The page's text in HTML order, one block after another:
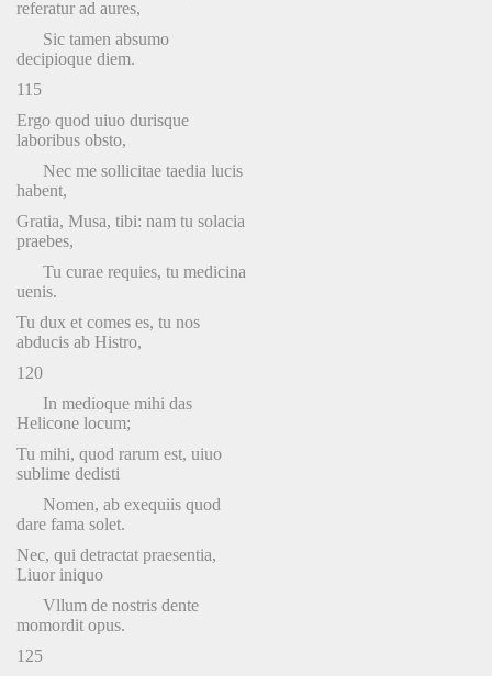
referatur ad aures,
Sic tamen absumo
decipioque diem.
115
Ergo quod uiuo durisque
laboribus obsto,
Nec me sollicitae taedia lucis
habent,
Gratia, Musa, tibi: nam tu solacia
praebes,
Tu curae requies, tu medicina
uenis.
Tu dux et comes es, tu nos
abducis ab Histro,
120
In medioque mihi das
Helicone locum;
Tu mihi, quod rarum est, uiuo
sublime dedisti
Nomen, ab exequiis quod
dare fama solet.
Nec, qui detractat praesentia,
Liuor iniquo
Vllum de nostris dente
momordit opus.
125